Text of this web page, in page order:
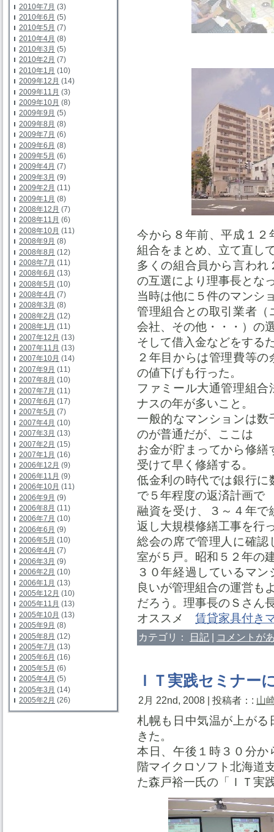
2010年7月 (3)
2010年6月 (5)
2010年5月 (7)
2010年4月 (8)
2010年3月 (5)
2010年2月 (7)
2010年1月 (10)
2009年12月 (14)
2009年11月 (3)
2009年10月 (8)
2009年9月 (5)
2009年8月 (8)
2009年7月 (6)
2009年6月 (8)
2009年5月 (6)
2009年4月 (7)
2009年3月 (9)
2009年2月 (11)
2009年1月 (8)
2008年12月 (7)
2008年11月 (6)
2008年10月 (11)
2008年9月 (8)
2008年8月 (12)
2008年7月 (11)
2008年6月 (13)
2008年5月 (10)
2008年4月 (7)
2008年3月 (8)
2008年2月 (12)
2008年1月 (11)
2007年12月 (13)
2007年11月 (13)
2007年10月 (14)
2007年9月 (11)
2007年8月 (10)
2007年7月 (11)
2007年6月 (17)
2007年5月 (7)
2007年4月 (10)
2007年3月 (13)
2007年2月 (15)
2007年1月 (16)
2006年12月 (9)
2006年11月 (9)
2006年10月 (11)
2006年9月 (9)
2006年8月 (11)
2006年7月 (10)
2006年6月 (9)
2006年5月 (10)
2006年4月 (7)
2006年3月 (9)
2006年2月 (10)
2006年1月 (13)
2005年12月 (10)
2005年11月 (13)
2005年10月 (13)
2005年9月 (8)
2005年8月 (12)
2005年7月 (13)
2005年6月 (16)
2005年5月 (6)
2005年4月 (5)
2005年3月 (14)
2005年2月 (26)
今から８年前、平成１
組合をまとめ、立て直し
多くの組合員から言わ
の互選により理事長とな
当時は他に５件のマンシ
管理組合との取引業者
会社、その他・・・）の
そして借入金などをする
２年目からは管理費等
の値下げも行った。
ファミール大通管理組
ナスの年が多いこと。
一般的なマンションは
のが普通だが、ここは
お金が貯まってから修
受けて早く修繕する。
低金利の時代では銀行
で５年程度の返済計画で
融資を受け、３～４年
返し大規模修繕工事を行
総会の席で管理人に確
室が５戸。昭和５２年の
３０年経過しているマ
良いが管理組合の運営も
だろう。理事長のＳさん
オススメ 賃貸家具付き
カテゴリ： 日記 | コメントが
ＩＴ実践セミナー
2月 22nd, 2008 | 投稿者：: 山
札幌も日中気温が上が
きた。
本日、午後１時３０分
階マイクロソフト北海道
た森戸裕一氏の「ＩＴ実